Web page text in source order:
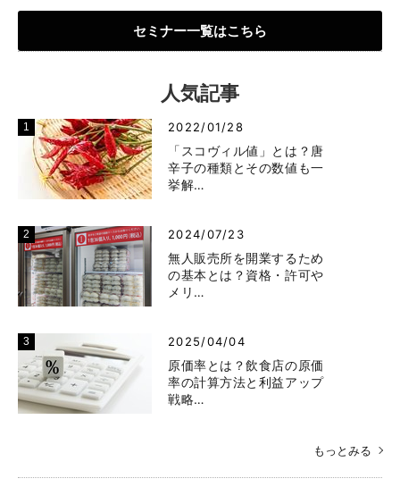
セミナー一覧はこちら
人気記事
2022/01/28
「スコヴィル値」とは？唐
辛子の種類とその数値も一
挙解…
2024/07/23
無人販売所を開業するため
の基本とは？資格・許可や
メリ…
2025/04/04
原価率とは？飲食店の原価
率の計算方法と利益アップ
戦略…
もっとみる